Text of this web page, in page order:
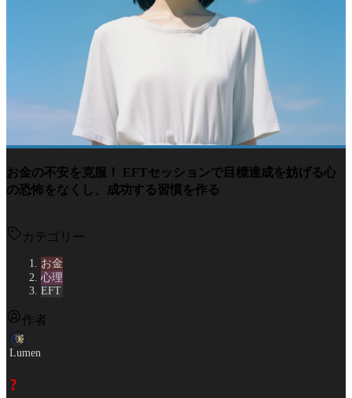
お金の不安を克服！ EFTセッションで目標達成を妨げる心
の恐怖をなくし、成功する習慣を作る
カテゴリー
お金
心理
EFT
作者
Lumen